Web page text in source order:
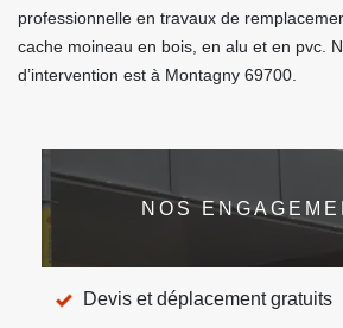
professionnelle en travaux de
cache moineau en bois, en alu et en pvc.
d’intervention est à Montagny 69700.
NOS
Devis et déplacement gratuits